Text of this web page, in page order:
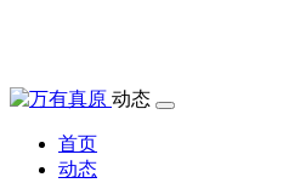
动态
首页
动态